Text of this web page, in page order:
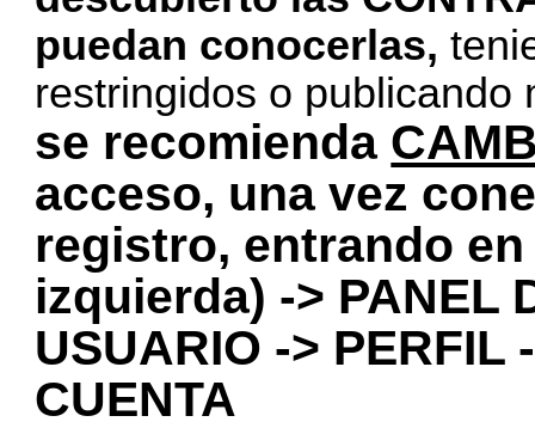
puedan conocerlas,
restringidos o publicando
se recomienda
acceso, una vez
registro, entrando
izquierda) -> PANEL
USUARIO -> PERFIL
CUENTA